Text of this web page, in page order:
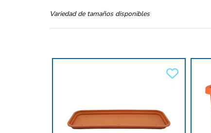
Variedad de tamaños disponibles